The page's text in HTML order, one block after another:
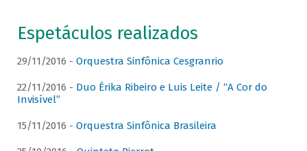
Espetáculos realizados
29/11/2016 - Orquestra Sinfônica Cesgranrio
22/11/2016 - Duo Érika Ribeiro e Luis Leite / “A Cor do
Invisível”
15/11/2016 - Orquestra Sinfônica Brasileira